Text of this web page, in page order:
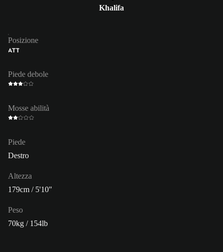
Khalifa
Posizione
ATT
Piede debole
Mosse abilità
Piede
Destro
Altezza
179cm / 5'10"
Peso
70kg / 154lb